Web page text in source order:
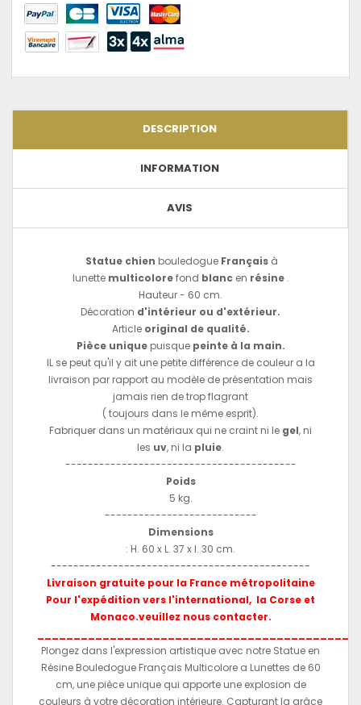
DESCRIPTION
INFORMATION
AVIS
Statue chien bouledogue Français à
lunette multicolorefond blancen résine.
Hauteur - 60 cm.
Décoration d'intérieur ou d'extérieur.
Article original de qualité.
Pièce uniquepuisque peinte à la main.
IL se peut qu'il y ait une petite différence de couleur a la
livraison par rapport au modèle de présentation mais
jamais rien de trop flagrant
( toujours dans le même esprit).
Fabriquer dans un matériaux qui ne craint ni le gel, ni
les uv, ni la pluie.
-----------------------------------------
Poids
5 kg.
---------------------------
Dimensions
: H. 60 x L. 37 x l. 30 cm.
----------------------------------------------
Livraison gratuite pour la France métropolitaine
Pour l'expédition vers l'international, la Corse et
Monaco.veuillez nous contacter.
Plongez dans l'expression artistique avec notre Statue en
Résine Bouledogue Français Multicolore a Lunettes de 60
cm, une pièce unique qui apporte une explosion de
couleurs à votre décoration intérieure. Capturant la grâce